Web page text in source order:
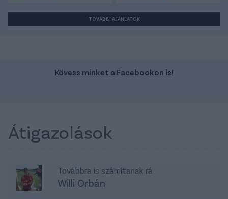
TOVÁBBI AJÁNLATOK
Kövess minket a Facebookon is!
Átigazolások
Továbbra is számítanak rá
Willi Orbán